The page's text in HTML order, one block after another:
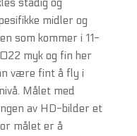
stadig og
midler og
som kommer i 11-
myk og fin her
være fint å fly i
Målet med
av HD-bilder et
målet er å